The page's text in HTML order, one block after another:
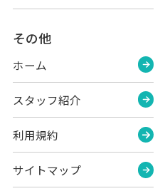
その他
ホーム
スタッフ紹介
利用規約
サイトマップ